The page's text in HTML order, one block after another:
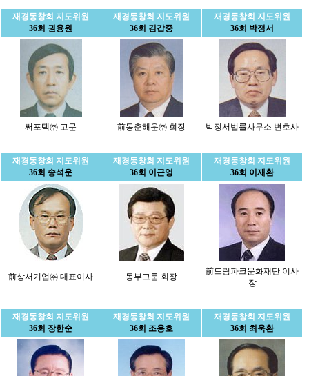
재경동창회 지도위원
36회 권융원
재경동창회 지도위원
36회 김갑중
재경동창회 지도위원
36회 박정서
써포텍㈜ 고문 前동춘해운㈜ 회장 박정서법률사무소 변호사
재경동창회 지도위원
36회 송석운
재경동창회 지도위원
36회 이근영
재경동창회 지도위원
36회 이재환
前상서기업㈜ 대표이사 동부그룹 회장
前드림파크문화재단 이사
장
재경동창회 지도위원
36회 장한순
재경동창회 지도위원
36회 조용호
재경동창회 지도위원
36회 최욱환